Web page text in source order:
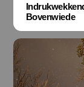
Bovenwiede